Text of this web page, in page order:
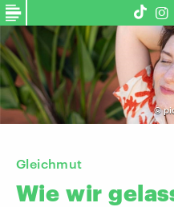
©
Gleichmut
Wie wir